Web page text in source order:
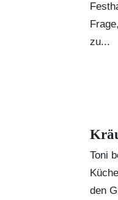
zu...
Toni
den